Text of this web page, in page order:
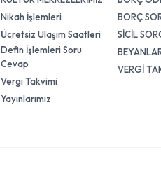
Nikah İşlemleri
Ücretsiz Ulaşım Saatleri
Defin İşlemleri Soru
Cevap
Vergi Takvimi
Yayınlarımız
BORÇ
SİCİL
VERGİ